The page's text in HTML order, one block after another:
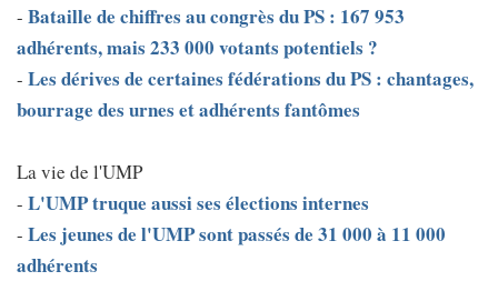
- Bataille de chiffres au congrès du PS : 167 953
adhérents, mais 233 000 votants potentiels ?
- Les dérives de certaines fédérations du PS : chantages,
bourrage des urnes et adhérents fantômes
La vie de l'UMP
- L'UMP truque aussi ses élections internes
- Les jeunes de l'UMP sont passés de 31 000 à 11 000
adhérents